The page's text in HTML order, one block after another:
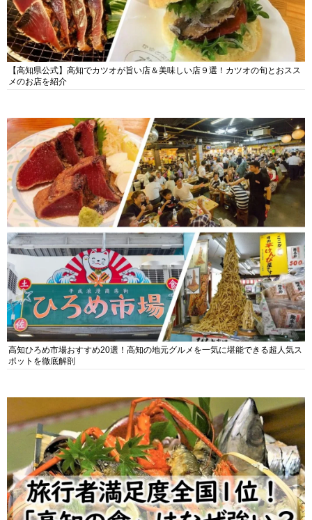
【高知県公式】高知でカツオが旨い店＆美味しい店９選！カツオの旬とおスス
メのお店を紹介
高知ひろめ市場おすすめ20選！高知の地元グルメを一気に堪能できる超人気ス
ポットを徹底解剖